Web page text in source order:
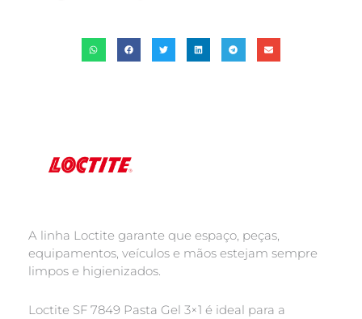
A linha Loctite garante que espaço, peças,
equipamentos, veículos e mãos estejam sempre
limpos e higienizados.
Loctite SF 7849 Pasta Gel 3×1 é ideal para a